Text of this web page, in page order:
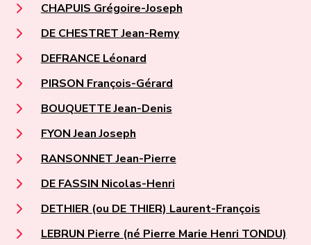
CHAPUIS Grégoire-Joseph
DE CHESTRET Jean-Remy
DEFRANCE Léonard
PIRSON François-Gérard
BOUQUETTE Jean-Denis
FYON Jean Joseph
RANSONNET Jean-Pierre
DE FASSIN Nicolas-Henri
DETHIER (ou DE THIER) Laurent-François
LEBRUN Pierre (né Pierre Marie Henri TONDU)